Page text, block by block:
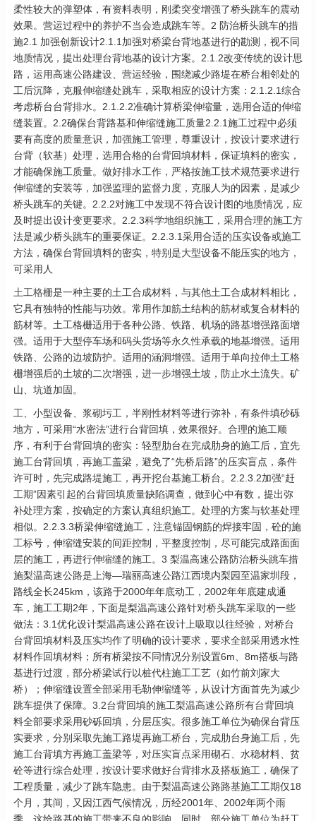
柔性较大的弹塑体，有资料表明，刚柔突变增强了桥头跳车的震动
效果。营运过程中的养护不当会造成跳车等。2 防治桥头跳车的措
施2.1 加强创新设计2.1.1加强对桥梁台背地基进行的勘测，视不同
地质情况，提出处理台背地基的设计方案。2.1.2改变传统的设计思
路，运用高速公路建设、营运经验，围绕减少路堤在桥台相邻处的
工后沉降，克服伸缩缝处跳车，采取相应的设计方案：2.1.2.1综合
考虑桥台台背排水。2.1.2.2准确计算桥梁伸缩量，选用合适的伸缩
缝装置。2.2确保台背路基和伸缩缝施工质量2.2.1施工过程中必须
要有高度的质量意识，加强施工管理，尊重设计，按设计要求进行
台背（软基）处理，选用合格的台背回填材料，保证填料的密实，
才能确保施工质量。做好排水工作，严格按施工技术规范要求进行
伸缩缝的安装等，加强监理的监督力度，克服人为的因素，是减少
桥头跳车的关键。2.2.2对施工中发现不符合设计图的地质情况，应
及时提出设计变更要求。2.2.3科学地组织施工，采用合理的施工方
法是减少桥头跳车的重要保证。2.2.3.1采用合适的压实设备或施工
方法，确保台背回填料的密实，特别是大型设备不能压实的地方，
可采用人
土工格栅是一种主要的土工合成材料，与其他土工合成材料相比，
它具有独特的性能与功效。常用作加筋土结构的筋材或复合材料的
筋材等。土工格栅适用于各种公路、铁路、机场的路基增强路面增
强。适用于大型停车场和码头货场等永久性承载的地基增强。适用
铁路、公路的边坡防护。适用的涵洞增强。适用于单向拉伸土工格
栅增强后的土坡的二次增强，进一步增强土坡，防止水土流失。矿
山、坑道加固。
工、小型设备、浆砌圬工，半刚性材料等进行弥补，有条件填砂砾
地方，可采用“水密法”进行台背回填，效果很好。合理的施工顺
序，有利于台背回填的密实：轻型肋台在完成肋身的施工后，宜先
施工台背回填，再施工盖梁，避免了“先桥后路”的压实盲点，条件
许可时，先完成路堤施工，再开挖台基施工桥台。2.2.3.2加强“赶
工期”因素引起的台背回填质量缺陷调查，做到心中有数，提出弥
补处理方案，按确定的方案认真组织施工。处理的方案与软基处理
相似。2.2.3.3桥梁伸缩缝施工，注意锚固钢筋的焊接牢固，砼的施
工标号，伸缩缝安装的间距控制，平整度控制，尽可能完成路面面
层的施工，再进行伸缩缝的施工。3 梨温高速公路防治桥头跳车措
施梨温高速公路是上海—瑞丽高速公路江西境内梨园至温家圳段，
路线全长245km，该路于2000年年底动工，2002年年底建成通
车，施工工期2年，下面是梨温高速公路针对桥头跳车采取的一些
做法：3.1优化设计梨温高速公路在设计上吸取以往经验，对桥台
台背回填材料及压实均作了明确的设计要求，要求全部采用透水性
材料作回填材料；所有桥梁按不同情况分别设置6m、8m搭板与路
基进行过渡，部分桥梁试行以桩代柱施工工艺（如竹前刘家大
桥）；伸缩缝设置全部采用毛勒伸缩缝等，从设计方面首先为减少
跳车提供了保障。3.2台背回填的施工梨温高速公路所有台背回填
料全部要求采用砂砾回填，分层压实。很多施工单位为确保台背压
实要求，分别采取先施工路堤再施工桥台，完成肋台身施工后，先
施工台背填方再施工盖梁等，对压实盲点采用砌石、水稳材料、贫
砼等进行综合处理，按设计要求做好台背排水及搭板施工，确保了
工程质量，减少了跳车隐患。由于梨温高速公路路基施工工期仅18
个月，其间，又因江西气候情况，历经2001年、2002年两个雨